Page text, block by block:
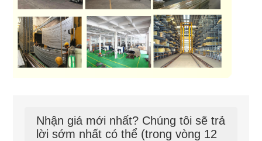
Nhận giá mới nhất? Chúng tôi sẽ trả
lời sớm nhất có thể (trong vòng 12